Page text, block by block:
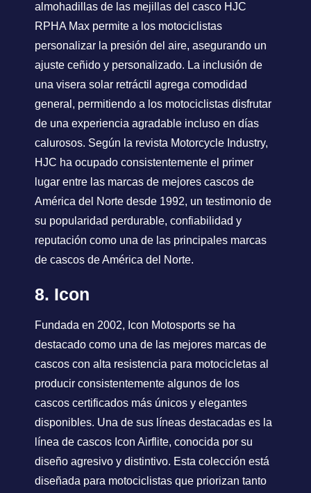
almohadillas de las mejillas del casco HJC
RPHA Max permite a los motociclistas
personalizar la presión del aire, asegurando un
ajuste ceñido y personalizado. La inclusión de
una visera solar retráctil agrega comodidad
general, permitiendo a los motociclistas disfrutar
de una experiencia agradable incluso en días
calurosos. Según la revista Motorcycle Industry,
HJC ha ocupado consistentemente el primer
lugar entre las marcas de mejores cascos de
América del Norte desde 1992, un testimonio de
su popularidad perdurable, confiabilidad y
reputación como una de las principales marcas
de cascos de América del Norte.
8. Icon
Fundada en 2002, Icon Motosports se ha
destacado como una de las mejores marcas de
cascos con alta resistencia para motocicletas al
producir consistentemente algunos de los
cascos certificados más únicos y elegantes
disponibles. Una de sus líneas destacadas es la
línea de cascos Icon Airflite, conocida por su
diseño agresivo y distintivo. Esta colección está
diseñada para motociclistas que priorizan tanto